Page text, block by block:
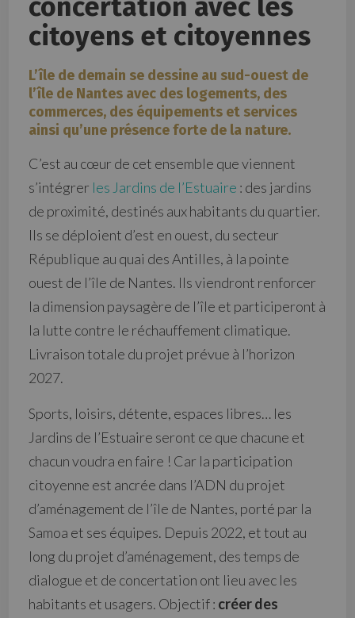
concertation avec les
citoyens et citoyennes
L’île de demain se dessine au sud-ouest de
l’île de Nantes avec des logements, des
commerces, des équipements et services
ainsi qu’une présence forte de la nature.
C’est au cœur de cet ensemble que viennent
s’intégrer les Jardins de l’Estuaire : des jardins
de proximité, destinés aux habitants du quartier.
Ils se déploient d’est en ouest, du secteur
République au quai des Antilles, à la pointe
ouest de l’île de Nantes. Ils viendront renforcer
la dimension paysagère de l’île et participeront à
la lutte contre le réchauffement climatique.
Livraison totale du projet prévue à l’horizon
2027.
Sports, loisirs, détente, espaces libres… les
Jardins de l’Estuaire seront ce que chacune et
chacun voudra en faire ! Car la participation
citoyenne est ancrée dans l’ADN du projet
d’aménagement de l’île de Nantes, porté par la
Samoa et ses équipes. Depuis 2022, et tout au
long du projet d’aménagement, des temps de
dialogue et de concertation ont lieu avec les
habitants et usagers. Objectif : créer des